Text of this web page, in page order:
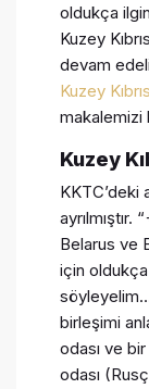
oldukça
Kuzey
devam
Kuzey
makalemizi
Kuzey
KKTC’deki
ayrılmıştır.
Belarus ve
için oldukça
birleşimi
odası ve
odası